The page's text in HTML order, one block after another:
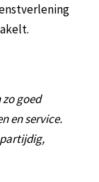
goed
en service.